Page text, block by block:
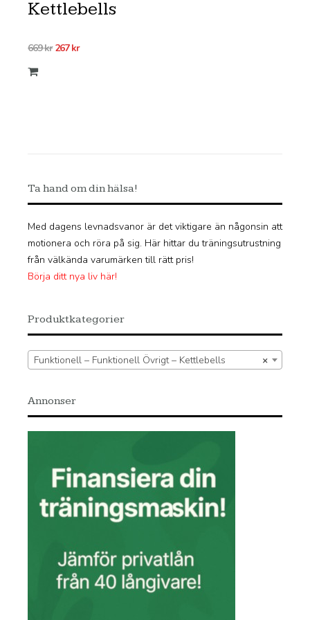
Kettlebells
669kr Det
267krDet
Ta hand om din hälsa!
Med dagens levnadsvanor är det viktigare än någonsin att
motionera och röra på sig. Här hittar du träningsutrustning
från välkända varumärken till rätt pris!
Börja ditt nya liv här!
Produktkategorier
×
Funktionell – Funktionell Övrigt – Kettlebells
Annonser